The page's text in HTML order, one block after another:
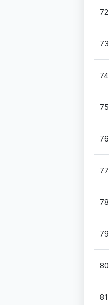
72
73
74
75
76
77
78
79
80
81